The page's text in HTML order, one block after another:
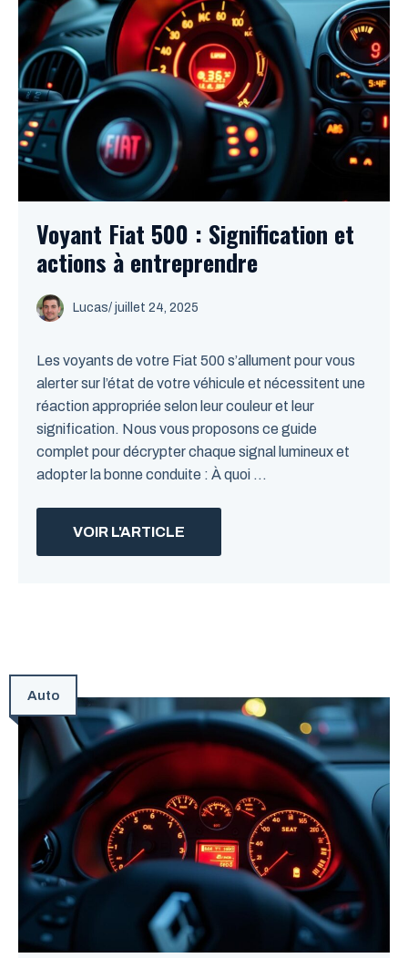
Voyant Fiat 500 : Signification et
actions à entreprendre
Lucas/ juillet 24, 2025
Les voyants de votre Fiat 500 s’allument pour vous
alerter sur l’état de votre véhicule et nécessitent une
réaction appropriée selon leur couleur et leur
signification. Nous vous proposons ce guide
complet pour décrypter chaque signal lumineux et
adopter la bonne conduite : À quoi ...
VOIR L'ARTICLE
Auto